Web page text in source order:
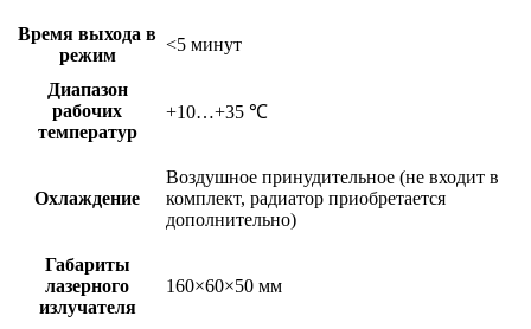
Время выхода в
режим
<5 минут
Диапазон
рабочих
температур
+10…+35 ℃
Охлаждение
Воздушное принудительное (не входит в
комплект, радиатор приобретается
дополнительно)
Габариты
лазерного
излучателя
160×60×50 мм